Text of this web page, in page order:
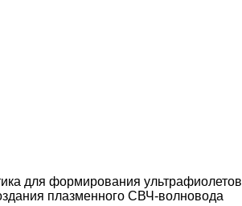
для формирования
плазменного СВЧ-волновода